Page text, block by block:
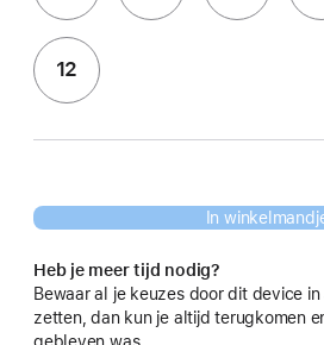
12
In
Heb je meer tijd nodig?
Bewaar al je keuzes door dit device
zetten, dan kun je altijd terugkomen
gebleven was.